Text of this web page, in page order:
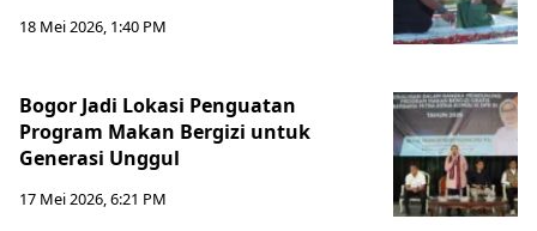
18 Mei 2026, 1:40 PM
Bogor Jadi Lokasi Penguatan
Program Makan Bergizi untuk
Generasi Unggul
17 Mei 2026, 6:21 PM